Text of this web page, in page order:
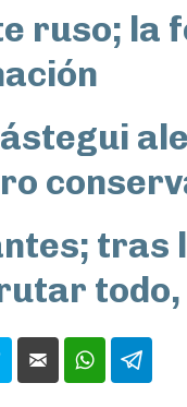
ruso; ​​la
tras
todo,